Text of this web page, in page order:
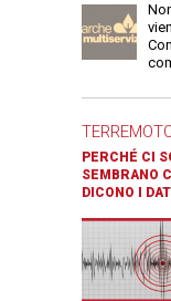
PERCHÉ CI
SEMBRANO
DICONO I